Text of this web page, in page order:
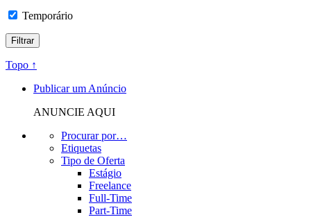
Temporário
Topo ↑
Publicar um Anúncio
ANUNCIE AQUI
Procurar por…
Etiquetas
Tipo de Oferta
Estágio
Freelance
Full-Time
Part-Time